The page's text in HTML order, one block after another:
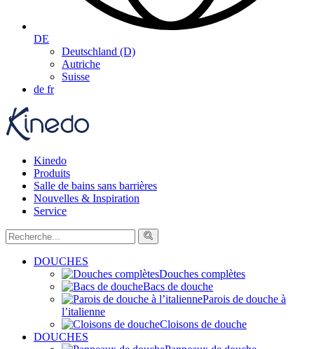
DE
Deutschland (D)
Autriche
Suisse
de fr
Kinedo
Produits
Salle de bains sans barrières
Nouvelles & Inspiration
Service
DOUCHES
Douches complètes
Bacs de douche
Parois de douche à
l’italienne
Cloisons de douche
DOUCHES